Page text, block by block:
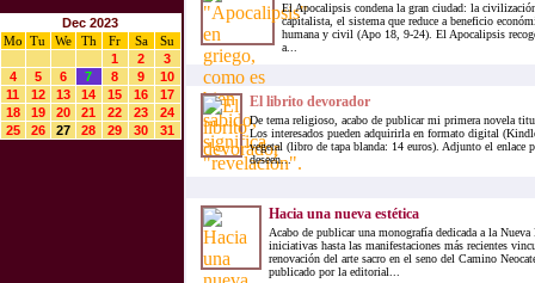
Dec 2023
Mo
Tu We Th Fr Sa
Su
1
2
3
4
5 6 7 8 9
10
11
12 13 14 15 16
17
18
19 20 21 22 23
24
25
26 27 28 29 30 31
El Apocalipsis condena la gran ciudad: la
capitalista, el sistema que reduce a beneficio
humana y civil (Apo 18, 9-24). El Apocalipsis
a...
El librito devorador
De tema religioso, acabo de publicar mi primera novela
Los interesados pueden adquirirla en formato digital
vegetal (libro de tapa blanda: 14 euros). Adjunto el enlace
deseen...
Hacia una nueva estética
Acabo de publicar una monografía dedicada a la Nueva
iniciativas hasta las manifestaciones más recientes
renovación del arte sacro en el seno del Camino
publicado por la editorial...